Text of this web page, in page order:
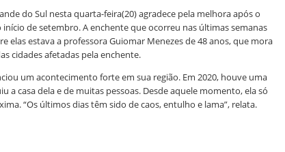
do Sul nesta quarta-feira(20) agradece pela melhora após o
início de setembro. A enchente que ocorreu nas últimas semanas
elas estava a professora Guiomar Menezes de 48 anos, que mora
cidades afetadas pela enchente.
um acontecimento forte em sua região. Em 2020, houve uma
a casa dela e de muitas pessoas. Desde aquele momento, ela só
“Os últimos dias têm sido de caos, entulho e lama”, relata.